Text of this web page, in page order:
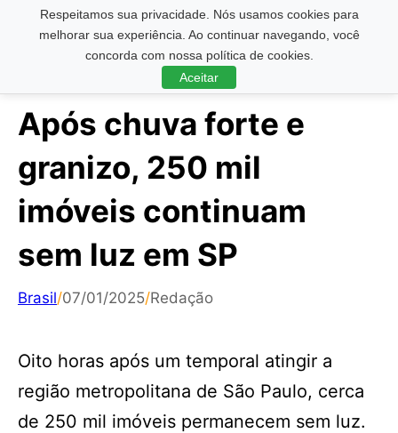
Respeitamos sua privacidade. Nós usamos cookies para
melhorar sua experiência. Ao continuar navegando, você
concorda com nossa política de cookies.
Aceitar
Pesquisar ...
Após chuva forte e
granizo, 250 mil
imóveis continuam
sem luz em SP
Brasil/07/01/2025/Redação
Oito horas após um temporal atingir a
região metropolitana de São Paulo, cerca
de 250 mil imóveis permanecem sem luz.